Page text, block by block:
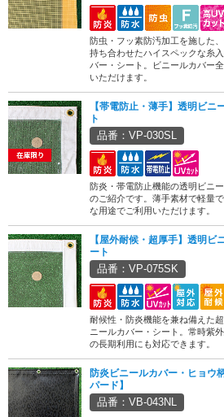
防虫・フッ素防汚加工を施した
持ち合わせたハイスペックな糸
バー・シート。ビニールカバー
いただけます。
【帯電防止・薄手】透明ビニ
ト
品番：VP-030SL
防炎・帯電防止機能の透明ビニ
のご紹介です。薄手素材で軽量
な用途でご利用いただけます。
【屋外耐候・超厚手】透明ビ
ート
品番：VP-075SK
耐候性・防炎機能を兼ね備えた
ニールカバー・シート。常時紫
の長期利用にも対応できます。
防炎ビニールカバー・ヒョウ
パード】
品番：VB-043NL